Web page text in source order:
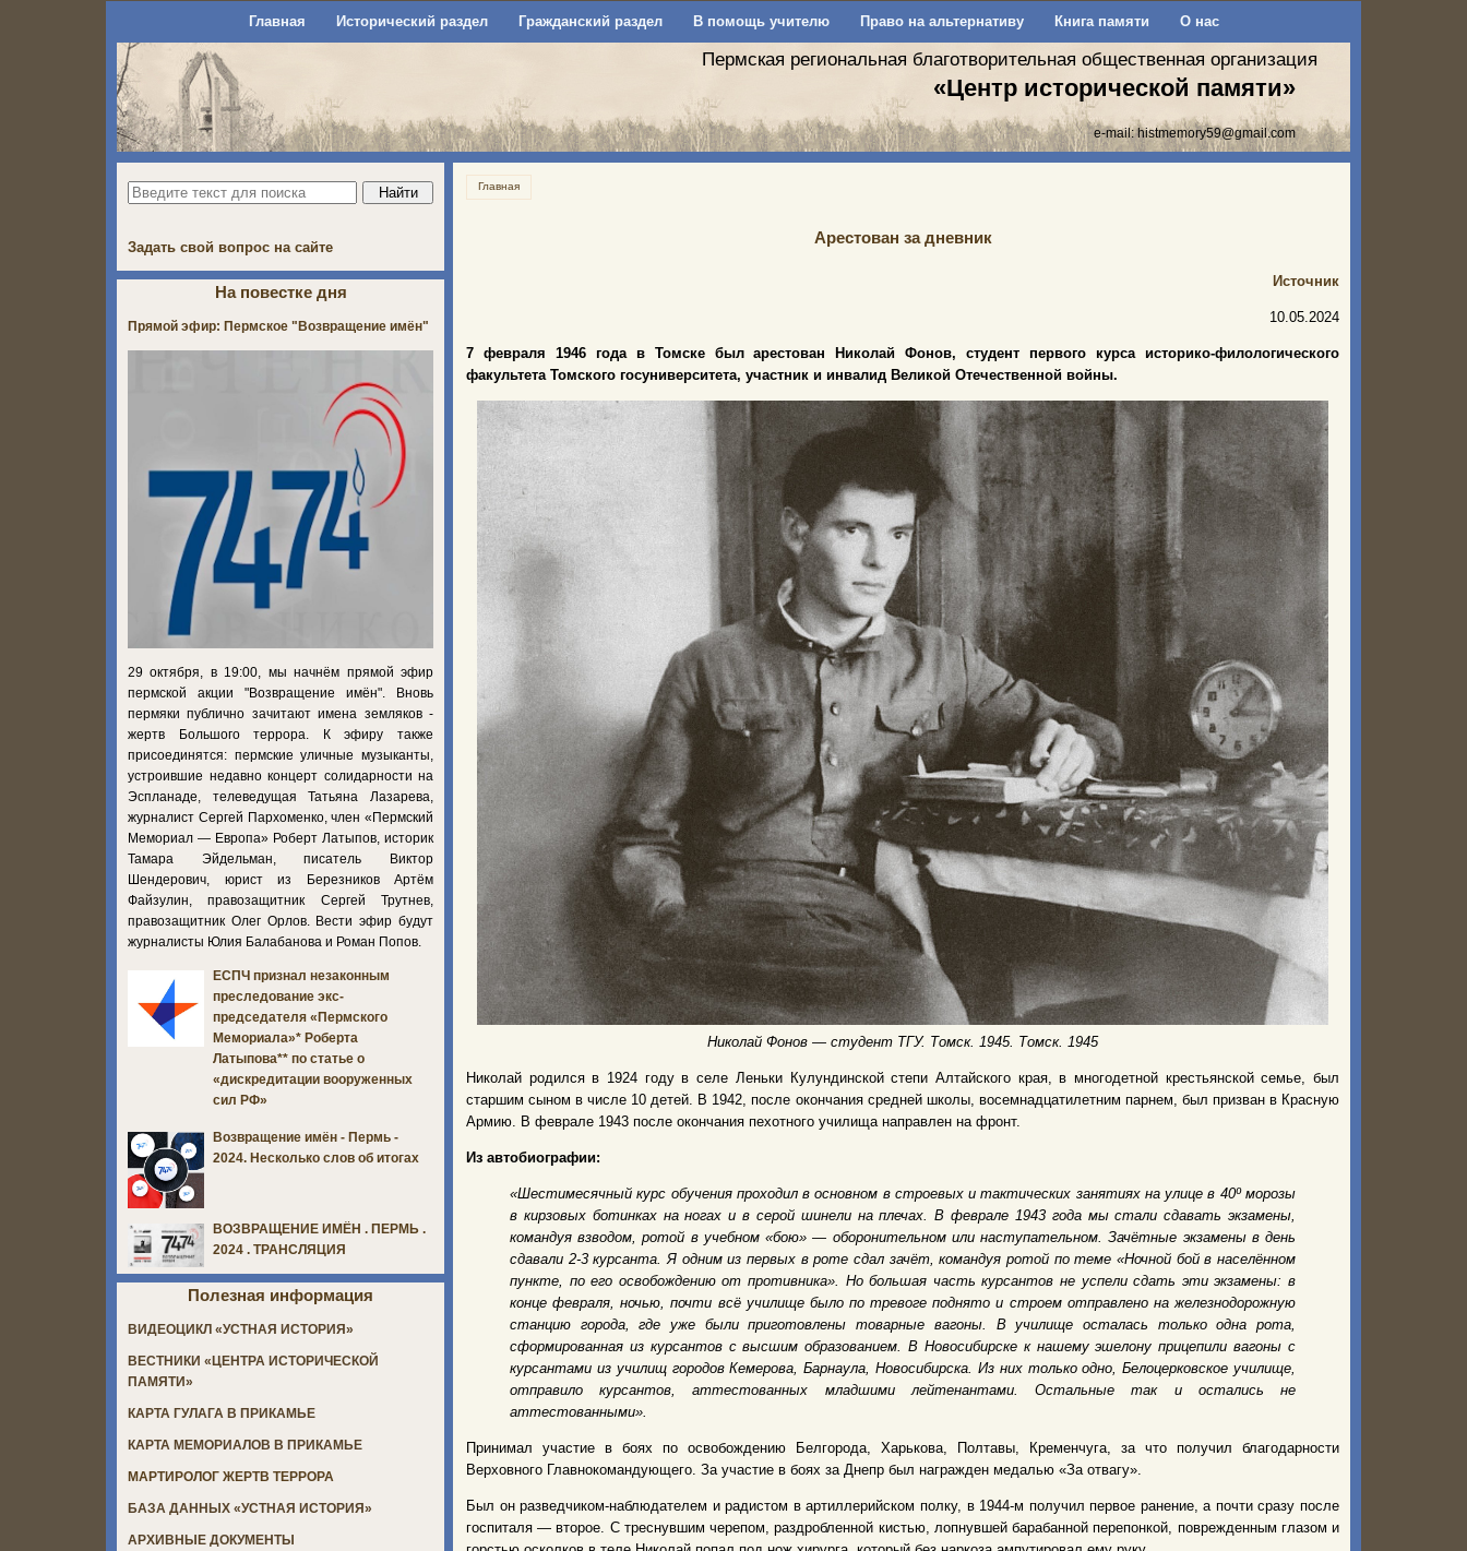
Главная Исторический раздел Гражданский раздел В помощь учителю Право на альтернативу Книга памяти О нас
Пермская региональная благотворительная общественная организация
«Центр исторической памяти»
e-mail:histmemory59@gmail.com
Главная
Арестован за дневник
Источник
10.05.2024
7 февраля 1946 года в Томске был арестован Николай Фонов, студент первого курса историко-филологического
факультета Томского госуниверситета, участник и инвалид Великой Отечественной войны.
Николай Фонов — студент ТГУ. Томск. 1945. Томск. 1945
Николай родился в 1924 году в селе Леньки Кулундинской степи Алтайского края, в многодетной крестьянской семье, был
старшим сыном в числе 10 детей. В 1942, после окончания средней школы, восемнадцатилетним парнем, был призван в Красную
Армию. В феврале 1943 после окончания пехотного училища направлен на фронт.
Из автобиографии:
«Шестимесячный курс обучения проходил в основном в строевых и тактических занятиях на улице в 40º морозы
в кирзовых ботинках на ногах и в серой шинели на плечах. В феврале 1943 года мы стали сдавать экзамены,
командуя взводом, ротой в учебном «бою» — оборонительном или наступательном. Зачётные экзамены в день
сдавали 2-3 курсанта. Я одним из первых в роте сдал зачёт, командуя ротой по теме «Ночной бой в населённом
пункте, по его освобождению от противника». Но большая часть курсантов не успели сдать эти экзамены: в
конце февраля, ночью, почти всё училище было по тревоге поднято и строем отправлено на железнодорожную
станцию города, где уже были приготовлены товарные вагоны. В училище осталась только одна рота,
сформированная из курсантов с высшим образованием. В Новосибирске к нашему эшелону прицепили вагоны с
курсантами из училищ городов Кемерова, Барнаула, Новосибирска. Из них только одно, Белоцерковское училище,
отправило курсантов, аттестованных младшими лейтенантами. Остальные так и остались не
аттестованными».
Принимал участие в боях по освобождению Белгорода, Харькова, Полтавы, Кременчуга, за что получил благодарности
Верховного Главнокомандующего. За участие в боях за Днепр был награжден медалью «За отвагу».
Был он разведчиком-наблюдателем и радистом в артиллерийском полку, в 1944-м получил первое ранение, а почти сразу после
госпиталя — второе. С треснувшим черепом, раздробленной кистью, лопнувшей барабанной перепонкой, поврежденным глазом и
Задать свой вопрос на сайте
На повестке дня
Прямой эфир: Пермское "Возвращение имён"
29 октября, в 19:00, мы начнём прямой эфир
пермской акции "Возвращение имён". Вновь
пермяки публично зачитают имена земляков -
жертв Большого террора. К эфиру также
присоединятся: пермские уличные музыканты,
устроившие недавно концерт солидарности на
Эспланаде, телеведущая Татьяна Лазарева,
журналист Сергей Пархоменко, член «Пермский
Мемориал — Европа» Роберт Латыпов, историк
Тамара Эйдельман, писатель Виктор
Шендерович, юрист из Березников Артём
Файзулин, правозащитник Сергей Трутнев,
правозащитник Олег Орлов. Вести эфир будут
журналисты Юлия Балабанова и Роман Попов.
ЕСПЧ признал незаконным
преследование экс-
председателя «Пермского
Мемориала»* Роберта
Латыпова** по статье о
«дискредитации вооруженных
сил РФ»
Возвращение имён - Пермь -
2024. Несколько слов об итогах
ВОЗВРАЩЕНИЕ ИМЁН . ПЕРМЬ .
2024 . ТРАНСЛЯЦИЯ
Полезная информация
ВИДЕОЦИКЛ «УСТНАЯ ИСТОРИЯ»
ВЕСТНИКИ «ЦЕНТРА ИСТОРИЧЕСКОЙ
ПАМЯТИ»
КАРТА ГУЛАГА В ПРИКАМЬЕ
КАРТА МЕМОРИАЛОВ В ПРИКАМЬЕ
МАРТИРОЛОГ ЖЕРТВ ТЕРРОРА
БАЗА ДАННЫХ «УСТНАЯ ИСТОРИЯ»
АРХИВНЫЕ ДОКУМЕНТЫ